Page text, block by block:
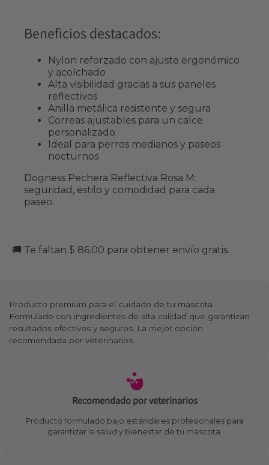
Beneficios destacados:
Nylon reforzado con ajuste ergonómico
y acolchado
Alta visibilidad gracias a sus paneles
reflectivos
Anilla metálica resistente y segura
Correas ajustables para un calce
personalizado
Ideal para perros medianos y paseos
nocturnos
Dogness Pechera Reflectiva Rosa M:
seguridad, estilo y comodidad para cada
paseo.
🚚 Te faltan $ 86.00 para obtener envío gratis.
Producto premium para el cuidado de tu mascota.
Formulado con ingredientes de alta calidad que garantizan
resultados efectivos y seguros. La mejor opción
recomendada por veterinarios.
Recomendado por veterinarios
Producto formulado bajo estándares profesionales para
garantizar la salud y bienestar de tu mascota.